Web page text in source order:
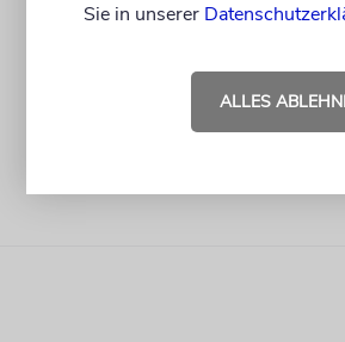
Sie in unserer
ALLES